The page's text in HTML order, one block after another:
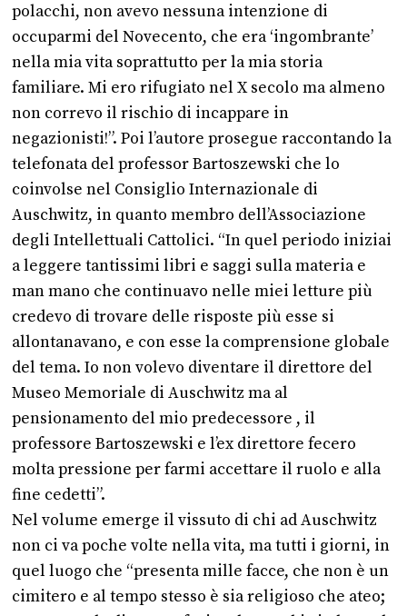
polacchi, non avevo nessuna intenzione di
occuparmi del Novecento, che era ‘ingombrante’
nella mia vita soprattutto per la mia storia
familiare. Mi ero rifugiato nel X secolo ma almeno
non correvo il rischio di incappare in
negazionisti!”. Poi l’autore prosegue raccontando la
telefonata del professor Bartoszewski che lo
coinvolse nel Consiglio Internazionale di
Auschwitz, in quanto membro dell’Associazione
degli Intellettuali Cattolici. “In quel periodo iniziai
a leggere tantissimi libri e saggi sulla materia e
man mano che continuavo nelle miei letture più
credevo di trovare delle risposte più esse si
allontanavano, e con esse la comprensione globale
del tema. Io non volevo diventare il direttore del
Museo Memoriale di Auschwitz ma al
pensionamento del mio predecessore , il
professore Bartoszewski e l’ex direttore fecero
molta pressione per farmi accettare il ruolo e alla
fine cedetti”.
Nel volume emerge il vissuto di chi ad Auschwitz
non ci va poche volte nella vita, ma tutti i giorni, in
quel luogo che “presenta mille facce, che non è un
cimitero e al tempo stesso è sia religioso che ateo;